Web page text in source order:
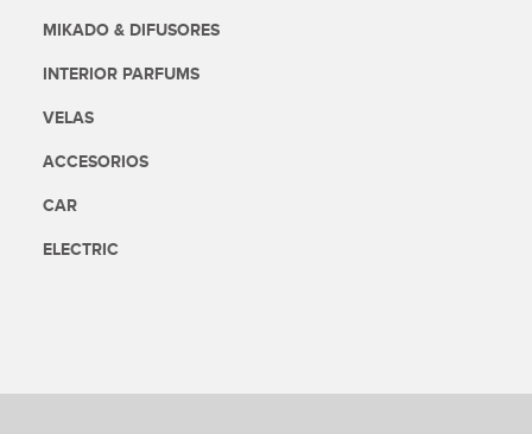
MIKADO & DIFUSORES
INTERIOR PARFUMS
VELAS
ACCESORIOS
CAR
ELECTRIC